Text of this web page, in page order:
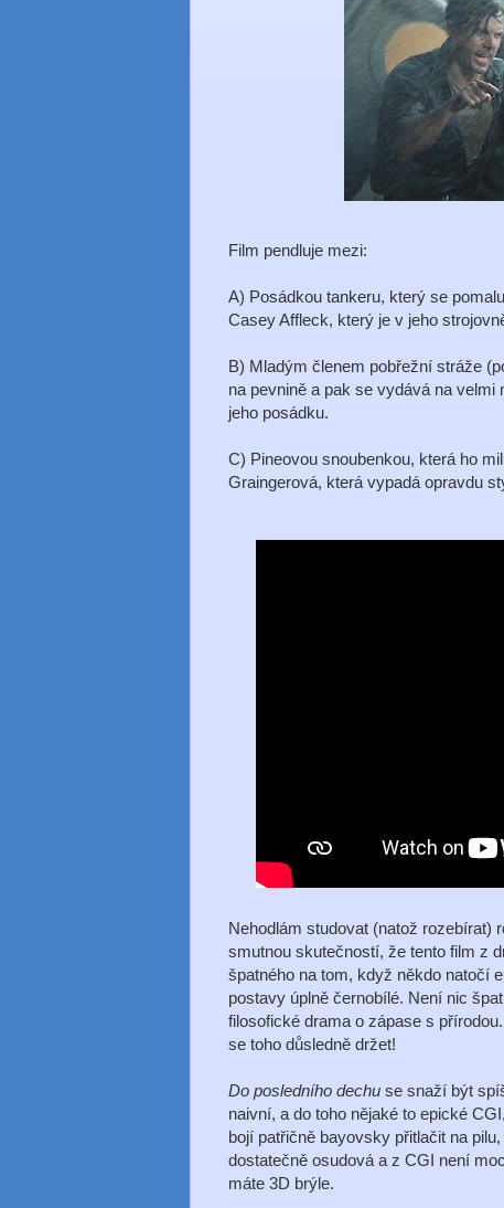
Film pendluje mezi:
A) Posádkou tankeru, který se
Casey Affleck, který je v jeho
B) Mladým členem pobřežní stráže
na pevnině a pak se vydává na
jeho posádku.
C) Pineovou snoubenkou, která ho
Graingerová, která vypadá opravdu
Nehodlám studovat (natož rozebírat)
smutnou skutečností, že tento film z
špatného na tom, když někdo natočí
postavy úplně černobílé. Není nic
filosofické drama o zápase s
se toho důsledně držet!
Do posledního dechu se snaží být
naivní, a do toho nějaké to epické
bojí patřičně bayovsky přitlačit na
dostatečně osudová a z CGI není
máte 3D brýle.